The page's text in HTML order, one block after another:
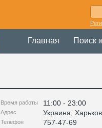
Главная Поиск
Время работы 11:00 - 23:00
Адрес Украина
Телефон 757-47-69